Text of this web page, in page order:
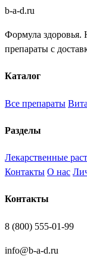
b-a-d.ru
Формула
препараты с
Каталог
Все препараты
Разделы
Лекарственные
Контакты О нас
Контакты
8 (800) 555-01-99
info@b-a-d.ru